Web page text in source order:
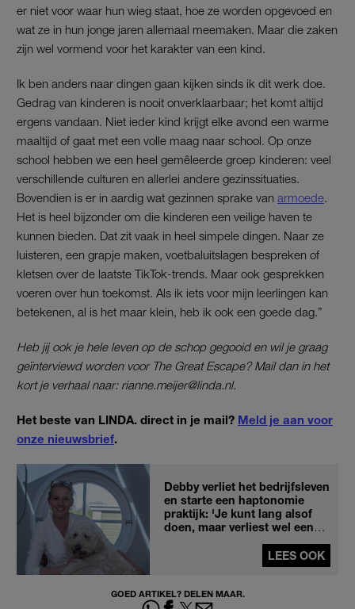
er niet voor waar hun wieg staat, hoe ze worden opgevoed en
wat ze in hun jonge jaren allemaal meemaken. Maar die zaken
zijn wel vormend voor het karakter van een kind.
Ik ben anders naar dingen gaan kijken sinds ik dit werk doe.
Gedrag van kinderen is nooit onverklaarbaar; het komt altijd
ergens vandaan. Niet ieder kind krijgt elke avond een warme
maaltijd of gaat met een volle maag naar school. Op onze
school hebben we een heel gemêleerde groep kinderen: veel
verschillende culturen en allerlei andere gezinssituaties.
Bovendien is er in aardig wat gezinnen sprake van armoede.
Het is heel bijzonder om die kinderen een veilige haven te
kunnen bieden. Dat zit vaak in heel simpele dingen. Naar ze
luisteren, een grapje maken, voetbaluitslagen bespreken of
kletsen over de laatste TikTok-trends. Maar ook gesprekken
voeren over hun toekomst. Als ik iets voor mijn leerlingen kan
betekenen, al is het maar klein, heb ik ook een goede dag.”
Heb jij ook je hele leven op de schop gegooid en wil je graag
geïnterviewd worden voor The Great Escape? Mail dan in het
kort je verhaal naar: rianne.meijer@linda.nl.
Het beste van LINDA. direct in je mail? Meld je aan voor
onze nieuwsbrief.
Debby verliet het bedrijfsleven
en starte een haptonomie
praktijk: 'Je kunt lang alsof
doen, maar verliest wel een
LEES OOK
GOED ARTIKEL? DELEN MAAR.